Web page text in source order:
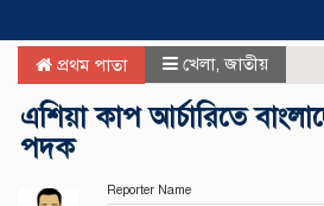
প্রথম পাতা খেলা,জাতীয়
এশিয়া কাপ আর্চারিতে
পদক
Reporter Name